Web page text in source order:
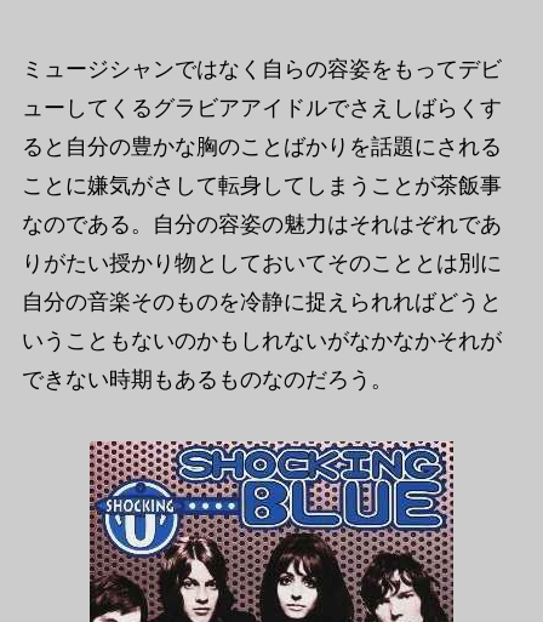
ミュージシャンではなく自らの容姿をもってデビ
ューしてくるグラビアアイドルでさえしばらくす
ると自分の豊かな胸のことばかりを話題にされる
ことに嫌気がさして転身してしまうことが茶飯事
なのである。自分の容姿の魅力はそれはぞれであ
りがたい授かり物としておいてそのこととは別に
自分の音楽そのものを冷静に捉えられればどうと
いうこともないのかもしれないがなかなかそれが
できない時期もあるものなのだろう。